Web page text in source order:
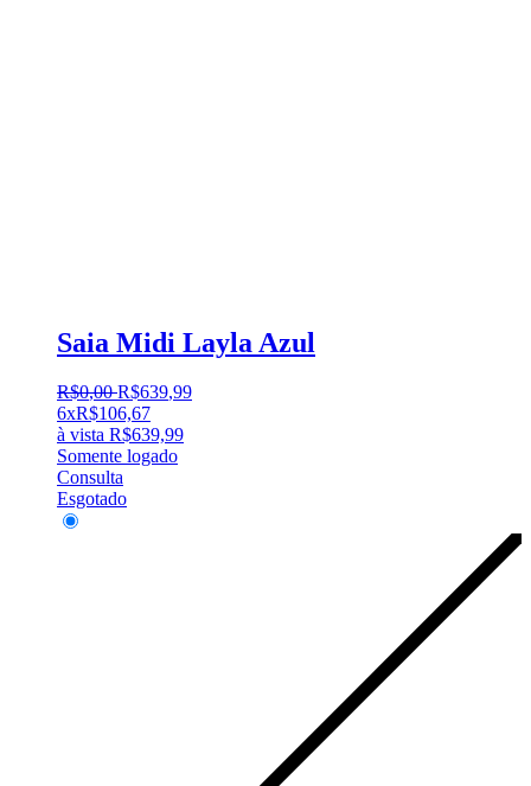
Saia Midi Layla Azul
R$0,00 R$639,99
6xR$106,67
à vista R$639,99
Somente logado
Consulta
Esgotado